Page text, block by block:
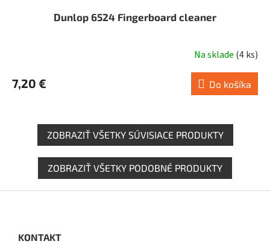
Dunlop 6524 Fingerboard cleaner
Na sklade (4 ks)
7,20 € Do košíka
ZOBRAZIŤ VŠETKY SÚVISIACE PRODUKTY
ZOBRAZIŤ VŠETKY PODOBNÉ PRODUKTY
KONTAKT